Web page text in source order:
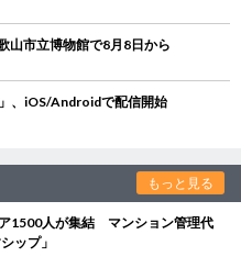
市立博物館で8月8日から
、iOS/Androidで配信開始
もっと見る
ア1500人が集結 マンション管理代
ップ」